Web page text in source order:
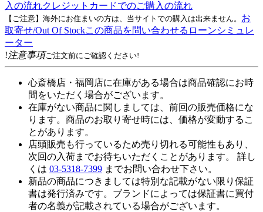
入の流れクレジットカードでのご購入の流れ
【ご注意】海外にお住まいの方は、当サイトでの購入は出来ません。 お
取寄せ/Out Of Stockこの商品を問い合わせる ローンシミュレ
ーター
!注意事項ご注文前にご確認ください!
心斎橋店・福岡店に在庫がある場合は商品確認にお時
間をいただく場合がございます。
在庫がない商品に関しましては、前回の販売価格にな
ります。商品のお取り寄せ時には、価格が変動するこ
とがあります。
店頭販売も行っているため売り切れる可能性もあり、
次回の入荷までお待ちいただくことがあります。 詳し
くは 03-5318-7399 までお問い合わせ下さい。
新品の商品につきましては特別な記載がない限り保証
書は発行済みです。ブランドによっては保証書に買付
者の名義が記載されている場合がございます。